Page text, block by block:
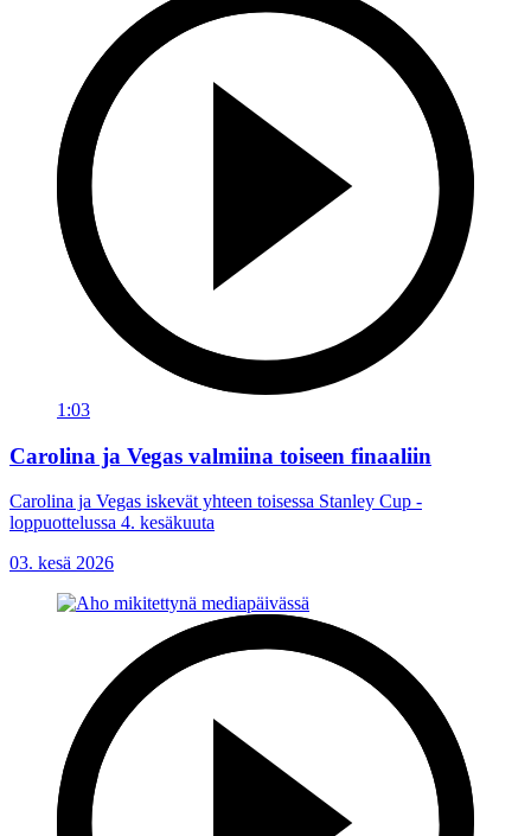
1:03
Carolina ja Vegas valmiina toiseen finaaliin
Carolina ja Vegas iskevät yhteen toisessa Stanley Cup -
loppuottelussa 4. kesäkuuta
03. kesä 2026